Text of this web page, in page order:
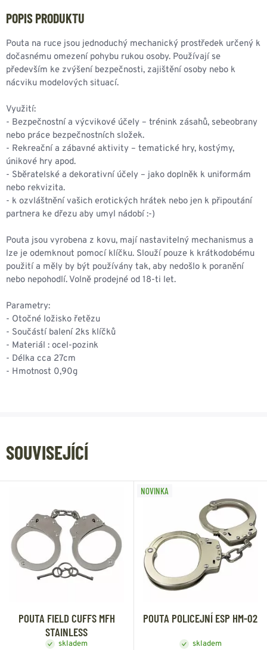
POPIS PRODUKTU
Pouta na ruce jsou jednoduchý mechanický prostředek určený k
dočasnému omezení pohybu rukou osoby. Používají se
především ke zvýšení bezpečnosti, zajištění osoby nebo k
nácviku modelových situací.
Využití:
- Bezpečnostní a výcvikové účely – trénink zásahů, sebeobrany
nebo práce bezpečnostních složek.
- Rekreační a zábavné aktivity – tematické hry, kostýmy,
únikové hry apod.
- Sběratelské a dekorativní účely – jako doplněk k uniformám
nebo rekvizita.
- k ozvláštnění vašich erotických hrátek nebo jen k připoutání
partnera ke dřezu aby umyl nádobí :-)
Pouta jsou vyrobena z kovu, mají nastavitelný mechanismus a
lze je odemknout pomocí klíčku. Slouží pouze k krátkodobému
použití a měly by být používány tak, aby nedošlo k poranění
nebo nepohodlí. Volně prodejné od 18-ti let.
Parametry:
- Otočné ložisko řetězu
- Součástí balení 2ks klíčků
- Materiál : ocel-pozink
- Délka cca 27cm
- Hmotnost 0,90g
SOUVISEJÍCÍ
POUTA FIELD CUFFS MFH
STAINLESS
skladem
NOVINKA
POUTA POLICEJNÍ ESP HM-02
skladem